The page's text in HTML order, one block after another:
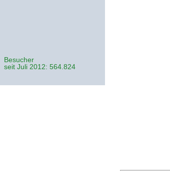
Besucher
seit Juli 2012: 564.824